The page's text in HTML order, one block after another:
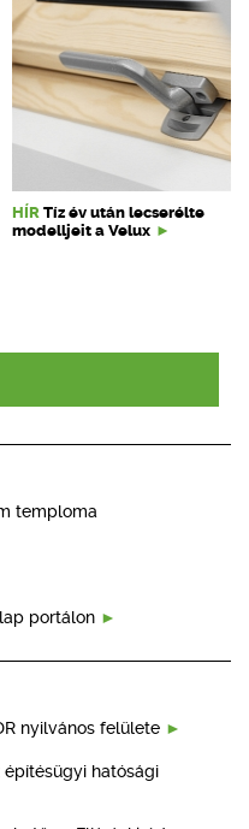
HÍR Tíz év után lecserélte
modelljeit a Velux
temploma
portálon
nyilvános felülete
hatósági